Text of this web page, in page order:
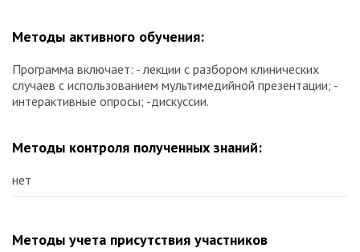
Методы активного обучения:
Программа включает: - лекции с разбором клинических
случаев с использованием мультимедийной презентации; -
интерактивные опросы; -дискуссии.
Методы контроля полученных знаний:
нет
Методы учета присутствия участников